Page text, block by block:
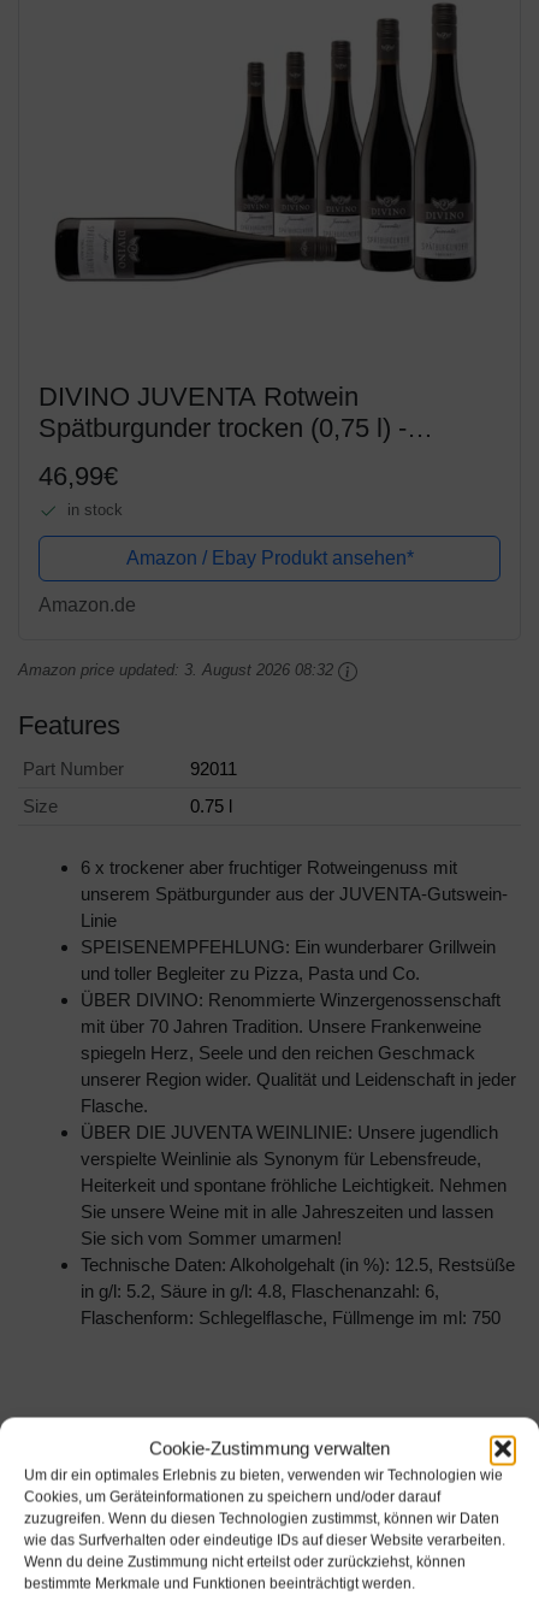
Cookie-Zustimmung verwalten
Um dir ein optimales Erlebnis zu bieten, verwenden wir Technologien wie
Cookies, um Geräteinformationen zu speichern und/oder darauf
zuzugreifen. Wenn du diesen Technologien zustimmst, können wir Daten
wie das Surfverhalten oder eindeutige IDs auf dieser Website verarbeiten.
Wenn du deine Zustimmung nicht erteilst oder zurückziehst, können
bestimmte Merkmale und Funktionen beeinträchtigt werden.
DIVINO JUVENTA Rotwein
Spätburgunder trocken (0,75 l) -
Frankens Feine Weine
46,99€
in stock
Amazon / Ebay Produkt ansehen*
Amazon.de
Amazon price updated: 3. August 2026 08:32
Features
Part Number
92011
Size
0.75 l
6 x trockener aber fruchtiger Rotweingenuss mit
unserem Spätburgunder aus der JUVENTA-Gutswein-
Linie
SPEISENEMPFEHLUNG: Ein wunderbarer Grillwein
und toller Begleiter zu Pizza, Pasta und Co.
ÜBER DIVINO: Renommierte Winzergenossenschaft
mit über 70 Jahren Tradition. Unsere Frankenweine
spiegeln Herz, Seele und den reichen Geschmack
unserer Region wider. Qualität und Leidenschaft in jeder
Flasche.
ÜBER DIE JUVENTA WEINLINIE: Unsere jugendlich
verspielte Weinlinie als Synonym für Lebensfreude,
Heiterkeit und spontane fröhliche Leichtigkeit. Nehmen
Sie unsere Weine mit in alle Jahreszeiten und lassen
Sie sich vom Sommer umarmen!
Technische Daten: Alkoholgehalt (in %): 12.5, Restsüße
in g/l: 5.2, Säure in g/l: 4.8, Flaschenanzahl: 6,
Flaschenform: Schlegelflasche, Füllmenge im ml: 750